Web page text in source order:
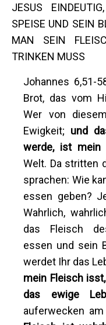
JESUS
SPEISE UND SEIN
MAN SEIN
TRINKEN MUSS
Johannes 6,51-
Brot, das vom
Wer von
Ewigkeit; und
werde, ist mein
Welt. Da stritten
sprachen: Wie
essen geben?
Wahrlich,
das Fleisch
essen und sein
werdet Ihr das
mein Fleisch
das ewige
auferwecken